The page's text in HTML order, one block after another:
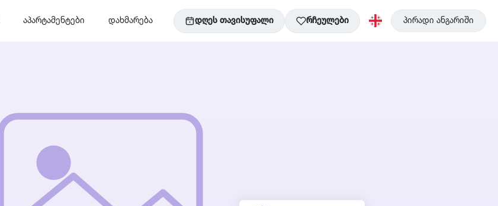
აპარტამენტები დახმარება დღეს თავისუფალი რჩეულები პირადი ანგარიში